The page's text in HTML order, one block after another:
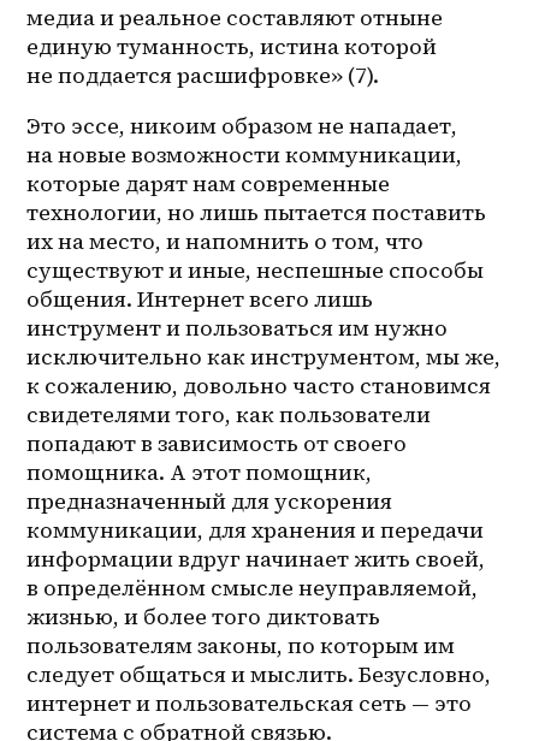
медиа и реальное составляют отныне
единую туманность, истина которой
не поддается расшифровке» (7).
Это эссе, никоим образом не нападает,
на новые возможности коммуникации,
которые дарят нам современные
технологии, но лишь пытается поставить
их на место, и напомнить о том, что
существуют и иные, неспешные способы
общения. Интернет всего лишь
инструмент и пользоваться им нужно
исключительно как инструментом, мы же,
к сожалению, довольно часто становимся
свидетелями того, как пользователи
попадают в зависимость от своего
помощника. А этот помощник,
предназначенный для ускорения
коммуникации, для хранения и передачи
информации вдруг начинает жить своей,
в определённом смысле неуправляемой,
жизнью, и более того диктовать
пользователям законы, по которым им
следует общаться и мыслить. Безусловно,
интернет и пользовательская сеть — это
система с обратной связью.